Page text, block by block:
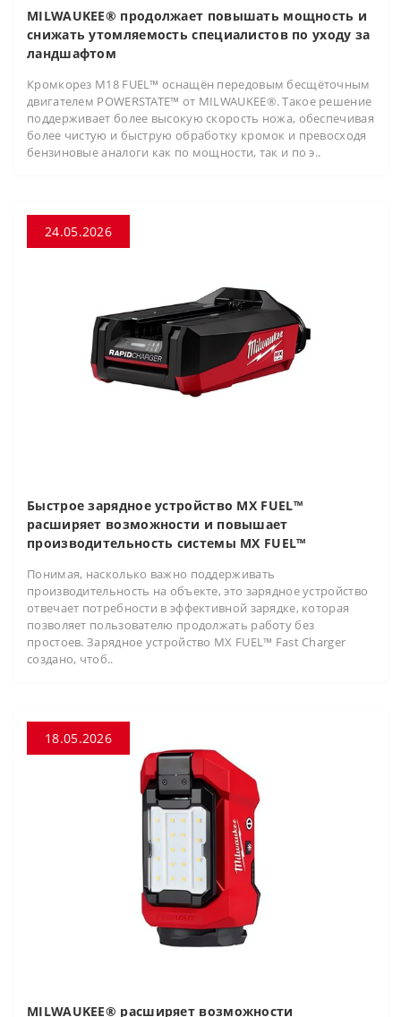
MILWAUKEE® продолжает повышать мощность и
снижать утомляемость специалистов по уходу за
ландшафтом
Кромкорез M18 FUEL™ оснащён передовым бесщёточным
двигателем POWERSTATE™ от MILWAUKEE®. Такое решение
поддерживает более высокую скорость ножа, обеспечивая
более чистую и быструю обработку кромок и превосходя
бензиновые аналоги как по мощности, так и по э..
24.05.2026
Быстрое зарядное устройство MX FUEL™
расширяет возможности и повышает
производительность системы MX FUEL™
Понимая, насколько важно поддерживать
производительность на объекте, это зарядное устройство
отвечает потребности в эффективной зарядке, которая
позволяет пользователю продолжать работу без
простоев. Зарядное устройство MX FUEL™ Fast Charger
создано, чтоб..
18.05.2026
MILWAUKEE® расширяет возможности